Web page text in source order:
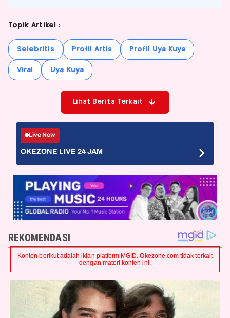
Topik Artikel :
Selebritis Profil Artis Profil Uya Kuya
Viral Uya Kuya
Lihat Berita Terkait
Live Now
OKEZONE LIVE 24 JAM